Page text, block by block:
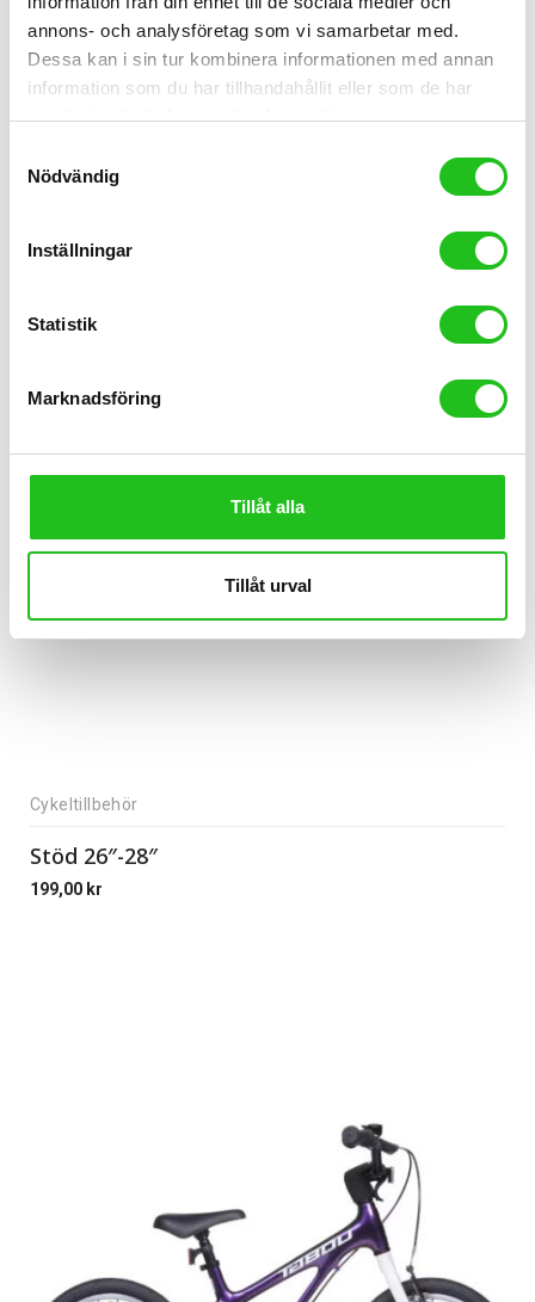
annons- och analysföretag som vi samarbetar med.
Dessa kan i sin tur kombinera informationen med annan
information som du har tillhandahållit eller som de har
samlat in när du har använt deras tjänster.
Nödvändig
Inställningar
Statistik
Marknadsföring
Tillåt alla
Tillåt urval
Stöd
Cykeltillbehör
Stöd 26″-28″
199,00 kr